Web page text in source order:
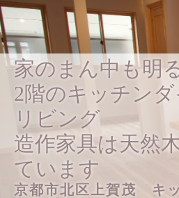
家のまん中も明
2階のキッチン
リビング
造作家具は天然
ています
京都市北区上賀茂 キ